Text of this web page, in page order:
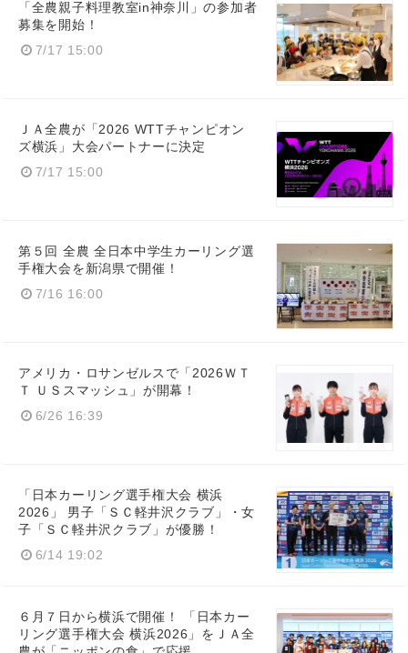
「全農親子料理教室in神奈川」の参加者
募集を開始！
7/17 15:00
ＪＡ全農が「2026 WTTチャンピオン
ズ横浜」大会パートナーに決定
7/17 15:00
第５回 全農 全日本中学生カーリング選
手権大会を新潟県で開催！
7/16 16:00
アメリカ・ロサンゼルスで「2026ＷＴ
Ｔ ＵＳスマッシュ」が開幕！
6/26 16:39
「日本カーリング選手権大会 横浜
2026」 男子「ＳＣ軽井沢クラブ」・女
子「ＳＣ軽井沢クラブ」が優勝！
6/14 19:02
６月７日から横浜で開催！ 「日本カー
リング選手権大会 横浜2026」をＪＡ全